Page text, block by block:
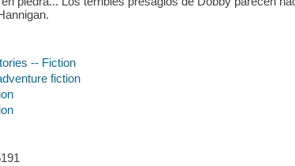
-- Fiction
fiction